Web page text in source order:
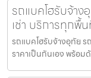
รถแบคโฮรับจ้าง
เช่า บริการทุกพื้
รถแบคโฮรับจ้างอุทัย ร
ราคาเป็นกันเอง พร้อ